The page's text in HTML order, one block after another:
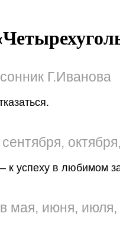
Г.Иванова
к успеху в любимом
мая, июня, июля,